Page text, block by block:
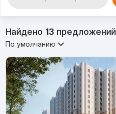
Найдено 13предложений
По умолчанию